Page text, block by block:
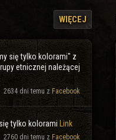
WIĘCEJ
się tylko kolorami" z
etnicznej należącej
2634 dni temu z Facebook
tylko kolorami Link
2760 dni temu z Facebook